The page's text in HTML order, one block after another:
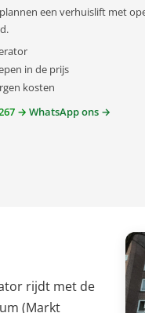
een verhuislift met
in de prijs
kosten
→ WhatsApp ons →
rijdt met de
(Markt